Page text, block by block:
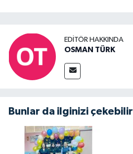
EDITÖR HAKKINDA
OSMAN TÜRK
Bunlar da ilginizi çekebilir